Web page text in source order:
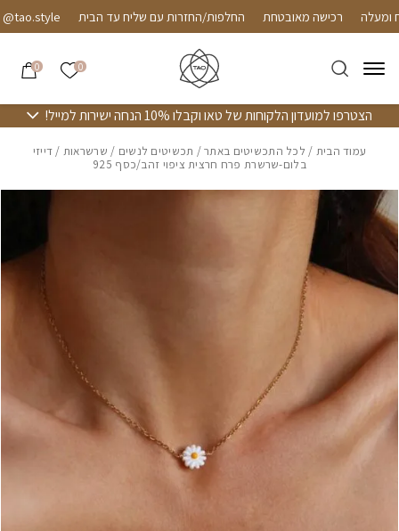
Skip to Contentרכישה מאובטחת החלפות/החזרות עם שליח עד הבית
0 הרשימה
0
הצטרפו למועדון הלקוחות של טאו וקבלו 10% הנחה ישירות למייל!
עמוד הבית / לכל התכשיטים באתר/ תכשיטים לנשים / שרשראות / דייזי
בלום-שרשרת פרח חרצית ציפוי זהב/כסף 925
בחזרה למעלה